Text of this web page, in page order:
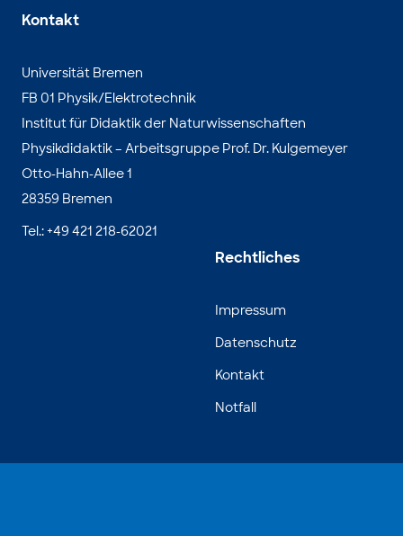
Kontakt
Universität Bremen
FB 01 Physik/Elektrotechnik
Institut für Didaktik der Naturwissenschaften
Physikdidaktik – Arbeitsgruppe Prof. Dr. Kulgemeyer
Otto-Hahn-Allee 1
28359 Bremen
Tel.: +49 421 218-62021
Rechtliches
Impressum
Datenschutz
Kontakt
Notfall